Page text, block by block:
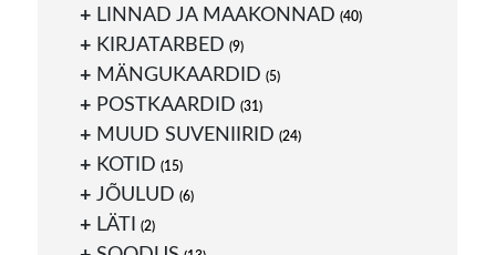
LINNAD JA MAAKONNAD (40)
KIRJATARBED (9)
MÄNGUKAARDID (5)
POSTKAARDID (31)
MUUD SUVENIIRID (24)
KOTID (15)
JÕULUD (6)
LÄTI (2)